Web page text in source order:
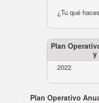
¿Tu qué
Plan
y
2022
Plan Operativo